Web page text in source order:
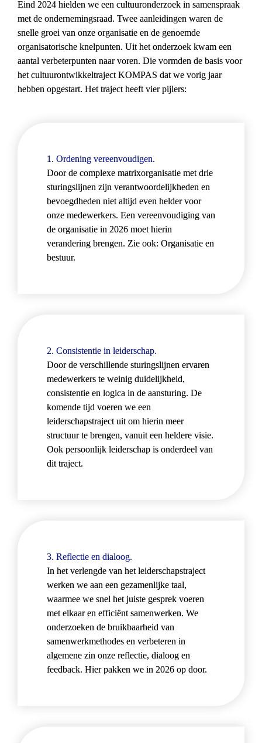
Eind 2024 hielden we een cultuuronderzoek in samenspraak
met de ondernemingsraad. Twee aanleidingen waren de
snelle groei van onze organisatie en de genoemde
organisatorische knelpunten. Uit het onderzoek kwam een
aantal verbeterpunten naar voren. Die vormden de basis voor
het cultuurontwikkeltraject KOMPAS dat we vorig jaar
hebben opgestart. Het traject heeft vier pijlers:
1. Ordening vereenvoudigen.
Door de complexe matrixorganisatie met drie
sturingslijnen zijn verantwoordelijkheden en
bevoegdheden niet altijd even helder voor
onze medewerkers. Een vereenvoudiging van
de organisatie in 2026 moet hierin
verandering brengen. Zie ook: Organisatie en
bestuur.
2. Consistentie in leiderschap.
Door de verschillende sturingslijnen ervaren
medewerkers te weinig duidelijkheid,
consistentie en logica in de aansturing. De
komende tijd voeren we een
leiderschapstraject uit om hierin meer
structuur te brengen, vanuit een heldere visie.
Ook persoonlijk leiderschap is onderdeel van
dit traject.
3. Reflectie en dialoog.
In het verlengde van het leiderschapstraject
werken we aan een gezamenlijke taal,
waarmee we snel het juiste gesprek voeren
met elkaar en efficiënt samenwerken. We
onderzoeken de bruikbaarheid van
samenwerkmethodes en verbeteren in
algemene zin onze reflectie, dialoog en
feedback. Hier pakken we in 2026 op door.